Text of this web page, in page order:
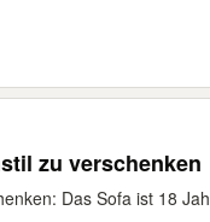
zu verschenken
Das Sofa ist 18